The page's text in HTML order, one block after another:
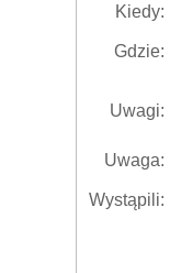
Kiedy:
Gdzie:
Uwagi:
Uwaga:
Wystąpili: